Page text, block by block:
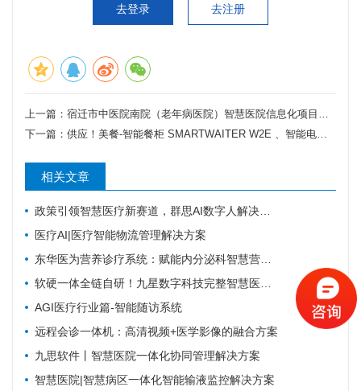
去登录 去注册
上一篇： 宿迁市中医院南院（老年病医院）智慧医院信息化项目采购公告
下一篇： 供应！美餐-智能餐柜 SMARTWAITER W2E 、智能电子收银称 SUNMI S2
相关文章
政策引领智慧医疗新赛道，群思AI数字人解决方案升级，便民就医链路！
医疗AI|医疗智能物流管理解决方案
东华医为营养诊疗系统：赋能内分泌科智慧营养管理
软硬一体全链自研！九星数字科技完整智慧医疗产品矩阵，助力区域医疗数字化升级
AGI医疗行业篇-智能随访系统
远程会诊一体机：高清视频+医学影像的融合方案
九思软件丨智慧医院一体化协同管理解决方案
智慧医院|智慧病区一体化智能输液监控解决方案